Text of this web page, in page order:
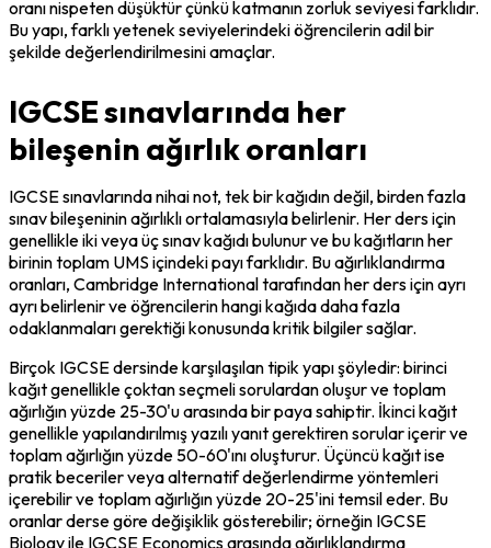
oranı nispeten düşüktür çünkü katmanın zorluk seviyesi farklıdır.
Bu yapı, farklı yetenek seviyelerindeki öğrencilerin adil bir
şekilde değerlendirilmesini amaçlar.
IGCSE sınavlarında her
bileşenin ağırlık oranları
IGCSE sınavlarında nihai not, tek bir kağıdın değil, birden fazla
sınav bileşeninin ağırlıklı ortalamasıyla belirlenir. Her ders için
genellikle iki veya üç sınav kağıdı bulunur ve bu kağıtların her
birinin toplam UMS içindeki payı farklıdır. Bu ağırlıklandırma
oranları, Cambridge International tarafından her ders için ayrı
ayrı belirlenir ve öğrencilerin hangi kağıda daha fazla
odaklanmaları gerektiği konusunda kritik bilgiler sağlar.
Birçok IGCSE dersinde karşılaşılan tipik yapı şöyledir: birinci
kağıt genellikle çoktan seçmeli sorulardan oluşur ve toplam
ağırlığın yüzde 25-30'u arasında bir paya sahiptir. İkinci kağıt
genellikle yapılandırılmış yazılı yanıt gerektiren sorular içerir ve
toplam ağırlığın yüzde 50-60'ını oluşturur. Üçüncü kağıt ise
pratik beceriler veya alternatif değerlendirme yöntemleri
içerebilir ve toplam ağırlığın yüzde 20-25'ini temsil eder. Bu
oranlar derse göre değişiklik gösterebilir; örneğin IGCSE
Biology ile IGCSE Economics arasında ağırlıklandırma